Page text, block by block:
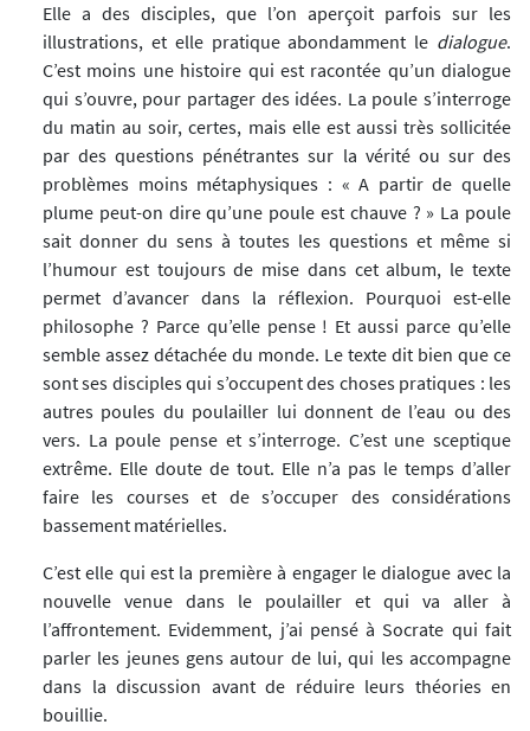
Elle a des disciples, que l’on aperçoit parfois sur les
illustrations, et elle pratique abondamment le dialogue.
C’est moins une histoire qui est racontée qu’un dialogue
qui s’ouvre, pour partager des idées. La poule s’interroge
du matin au soir, certes, mais elle est aussi très sollicitée
par des questions pénétrantes sur la vérité ou sur des
problèmes moins métaphysiques : « A partir de quelle
plume peut-on dire qu’une poule est chauve ? » La poule
sait donner du sens à toutes les questions et même si
l’humour est toujours de mise dans cet album, le texte
permet d’avancer dans la réflexion. Pourquoi est-elle
philosophe ? Parce qu’elle pense ! Et aussi parce qu’elle
semble assez détachée du monde. Le texte dit bien que ce
sont ses disciples qui s’occupent des choses pratiques : les
autres poules du poulailler lui donnent de l’eau ou des
vers. La poule pense et s’interroge. C’est une sceptique
extrême. Elle doute de tout. Elle n’a pas le temps d’aller
faire les courses et de s’occuper des considérations
bassement matérielles.
C’est elle qui est la première à engager le dialogue avec la
nouvelle venue dans le poulailler et qui va aller à
l’affrontement. Evidemment, j’ai pensé à Socrate qui fait
parler les jeunes gens autour de lui, qui les accompagne
dans la discussion avant de réduire leurs théories en
bouillie.